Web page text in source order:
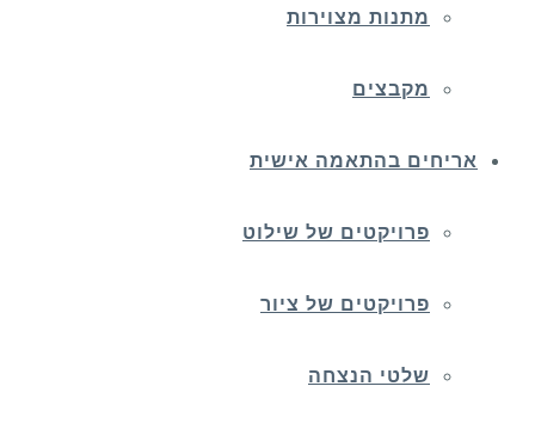
מתנות מצוירות
מקבצים
אריחים בהתאמה אישית
פרויקטים של שילוט
פרויקטים של ציור
שלטי הנצחה